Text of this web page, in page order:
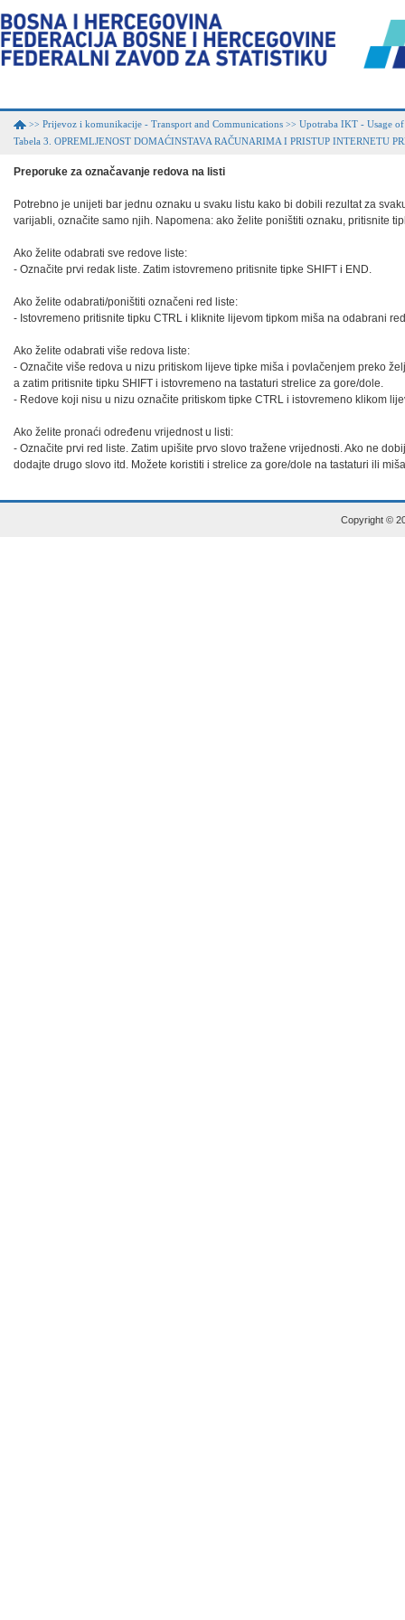
>> Prijevoz i komunikacije - Transport and Communications >> Upotraba IKT - Usage
Tabela 3. OPREMLJENOST DOMAĆINSTAVA RAČUNARIMA I PRISTUP INTERNETU
Preporuke za označavanje redova na listi
Potrebno je unijeti bar jednu oznaku u svaku listu kako bi dobili rezultat za
varijabli, označite samo njih. Napomena: ako želite poništiti oznaku, pritisnite
Ako želite odabrati sve redove liste:
- Označite prvi redak liste. Zatim istovremeno pritisnite tipke SHIFT i END.
Ako želite odabrati/poništiti označeni red liste:
- Istovremeno pritisnite tipku CTRL i kliknite lijevom tipkom miša na odabrani
Ako želite odabrati više redova liste:
- Označite više redova u nizu pritiskom lijeve tipke miša i povlačenjem preko
a zatim pritisnite tipku SHIFT i istovremeno na tastaturi strelice za gore/dole.
- Redove koji nisu u nizu označite pritiskom tipke CTRL i istovremeno klikom
Ako želite pronaći određenu vrijednost u listi:
- Označite prvi red liste. Zatim upišite prvo slovo tražene vrijednosti. Ako ne
dodajte drugo slovo itd. Možete koristiti i strelice za gore/dole na tastaturi ili
Copyright ©